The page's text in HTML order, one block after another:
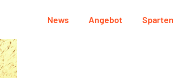
News Angebot Sparten